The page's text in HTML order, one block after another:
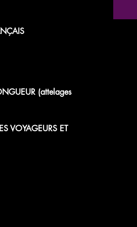
(attelages
VOYAGEURS ET